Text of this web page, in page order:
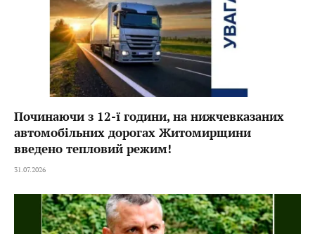
Починаючи з 12-ї години, на нижчевказаних
автомобільних дорогах Житомирщини
введено тепловий режим!
31.07.2026